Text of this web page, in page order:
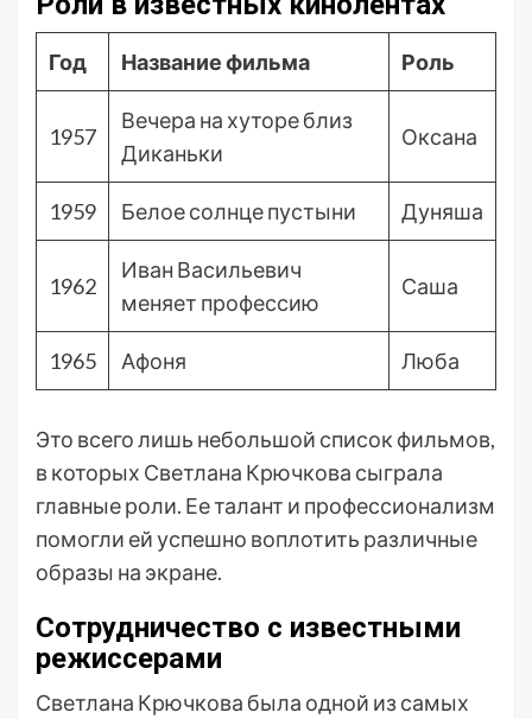
Год Название фильма Роль
1957
Вечера на хуторе близ
Диканьки
Оксана
1959 Белое солнце пустыни Дуняша
1962
Иван Васильевич
меняет профессию
Саша
1965 Афоня Люба
Это всего лишь небольшой список фильмов,
в которых Светлана Крючкова сыграла
главные роли. Ее талант и профессионализм
помогли ей успешно воплотить различные
образы на экране.
Сотрудничество с известными
режиссерами
Светлана Крючкова была одной из самых